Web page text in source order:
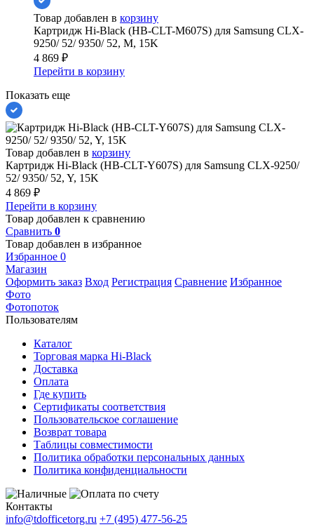
Товар добавлен в корзину
Картридж Hi-Black (HB-CLT-M607S) для Samsung CLX-
9250/ 52/ 9350/ 52, M, 15K
4 869 ₽
Перейти в корзину
Показать еще
Товар добавлен в корзину
Картридж Hi-Black (HB-CLT-Y607S) для Samsung CLX-9250/
52/ 9350/ 52, Y, 15K
4 869 ₽
Перейти в корзину
Товар добавлен к сравнению
Сравнить 0
Товар добавлен в избранное
Избранное 0
Магазин
Оформить заказ Вход Регистрация Сравнение Избранное
Фото
Фотопоток
Пользователям
Каталог
Торговая марка Hi-Black
Доставка
Оплата
Где купить
Сертификаты соответствия
Пользовательское соглашение
Возврат товара
Таблицы совместимости
Политика обработки персональных данных
Политика конфиденциальности
Контакты
info@tdofficetorg.ru +7 (495) 477-56-25